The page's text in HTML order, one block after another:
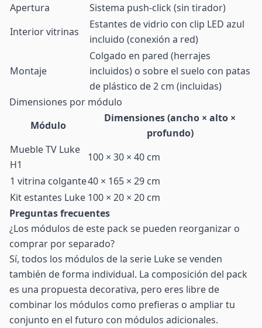
Apertura
Sistema push-click (sin tirador)
Interior vitrinas
Estantes de vidrio con clip LED azul
incluido (conexión a red)
Montaje
Colgado en pared (herrajes
incluidos) o sobre el suelo con patas
de plástico de 2 cm (incluidas)
Dimensiones por módulo
Módulo
Dimensiones (ancho × alto ×
profundo)
Mueble TV Luke
H1
100 × 30 × 40 cm
1 vitrina colgante40 × 165 × 29 cm
Kit estantes Luke 100 × 20 × 20 cm
Preguntas frecuentes
¿Los módulos de este pack se pueden reorganizar o
comprar por separado?
Sí, todos los módulos de la serie Luke se venden
también de forma individual. La composición del pack
es una propuesta decorativa, pero eres libre de
combinar los módulos como prefieras o ampliar tu
conjunto en el futuro con módulos adicionales.